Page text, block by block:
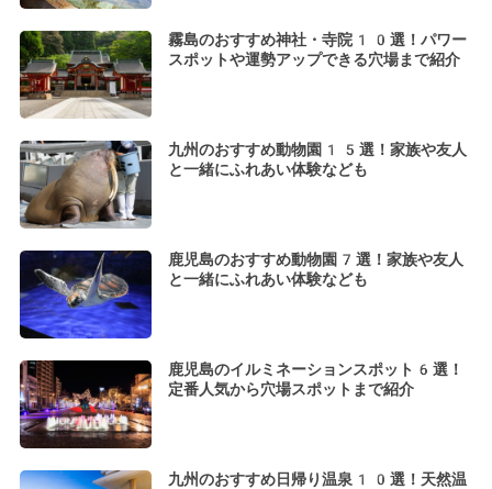
霧島のおすすめ神社・寺院10選！パワー
スポットや運勢アップできる穴場まで紹介
九州のおすすめ動物園15選！家族や友人
と一緒にふれあい体験なども
鹿児島のおすすめ動物園7選！家族や友人
と一緒にふれあい体験なども
鹿児島のイルミネーションスポット6選！
定番人気から穴場スポットまで紹介
九州のおすすめ日帰り温泉10選！天然温